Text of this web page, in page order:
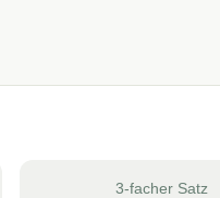
3-facher Satz